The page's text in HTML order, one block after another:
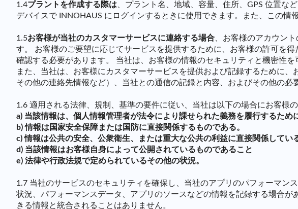
1.4プラントを作成する際は 、プラント名、地域、容量、住所、GPS 位置
デバイスで INNOHAUS にログインするときに使用できます。また、この情
1.5お客様が当社のカスタマーサービスに連絡する場合 、お客様のアカウン
す。 お客様のご要望に応じてサービスを提供するために、お客様の許可を
確認する必要があります。 当社は、お客様の情報のセキュリティと機密性
また、当社は、お客様にカスタマーサービスを提供および記録するために
その他の連絡先情報など）、当社との通信の記録と内容、およびその他の必
1.6 適用される法律、規制、基準の要件に従い、当社は以下の場合にお客様
a) 当該情報は、個人情報管理者が法令により課せられた義務を履行するため
b) 情報は国家安全保障または国防に直接関係するものである。
c) 情報は公共の安全、公衆衛生、または重大な公共の利益に直接関係してい
d) 当該情報はお客様自身によって公開されているものであること
e) 法律や行政法規で定められているその他の状況。
1.7 当社のサービスのセキュリティを確保し、当社のアプリのパフォーマン
状況、パフォーマンスデータ、アプリのソースなどの情報を記録する場合
きる情報と統合されることはありません。